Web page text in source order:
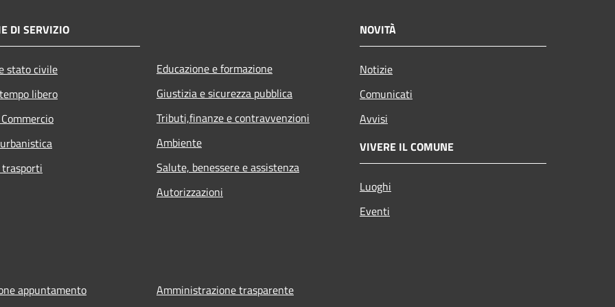
DI SERVIZIO
stato civile
libero
Educazione e formazione
Giustizia e sicurezza pubblica
Tributi,finanze e contravvenzioni
Ambiente
Salute, benessere e assistenza
Autorizzazioni
NOVITÀ
Notizie
Comunicati
Avvisi
VIVERE IL COMUNE
Luoghi
Eventi
appuntamento
Amministrazione trasparente